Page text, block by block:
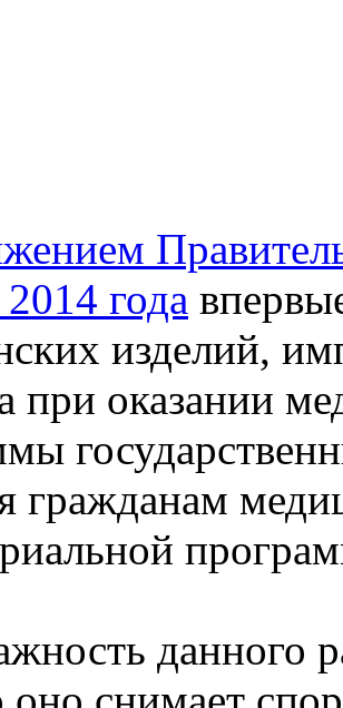
года
изделий,
при оказании
гражданам
данного